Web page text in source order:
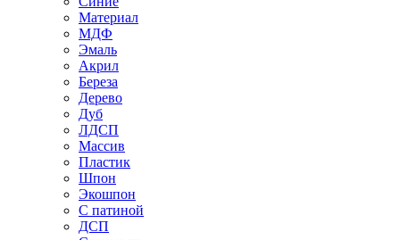
Материал
МДФ
Эмаль
Акрил
Береза
Дерево
Дуб
ЛДСП
Массив
Пластик
Шпон
Экошпон
С патиной
ДСП